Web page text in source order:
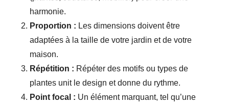
harmonie.
Proportion : Les dimensions doivent être
adaptées à la taille de votre jardin et de votre
maison.
Répétition : Répéter des motifs ou types de
plantes unit le design et donne du rythme.
Point focal : Un élément marquant, tel qu’une